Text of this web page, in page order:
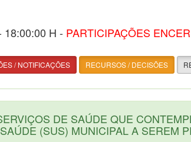
18:00:00 H - PARTICIPAÇÕES
/ NOTIFICAÇÕES RECURSOS / DECISÕES
DE SAÚDE QUE
(SUS) MUNICIPAL A SEREM